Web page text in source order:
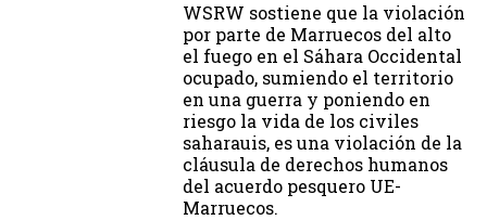
WSRW sostiene que la violación
por parte de Marruecos del alto
el fuego en el Sáhara Occidental
ocupado, sumiendo el territorio
en una guerra y poniendo en
riesgo la vida de los civiles
saharauis, es una violación de la
cláusula de derechos humanos
del acuerdo pesquero UE-
Marruecos.